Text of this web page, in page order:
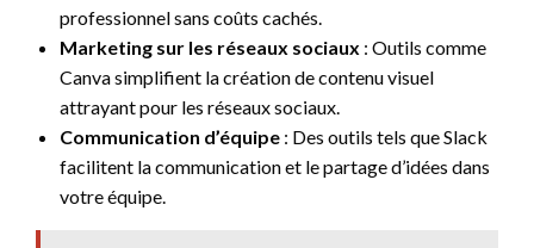
professionnel sans coûts cachés.
Marketing sur les réseaux sociaux : Outils comme
Canva simplifient la création de contenu visuel
attrayant pour les réseaux sociaux.
Communication d’équipe : Des outils tels que Slack
facilitent la communication et le partage d’idées dans
votre équipe.